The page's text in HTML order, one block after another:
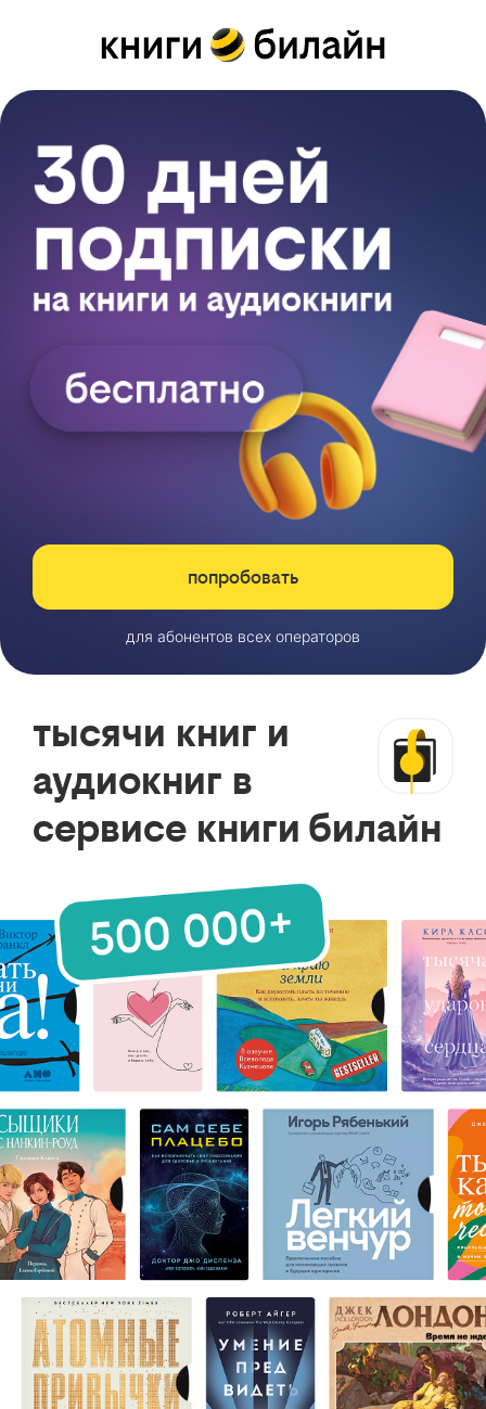
попробовать
для абонентов всех операторов
тысячи книг и
аудиокниг в
сервисе книги билайн